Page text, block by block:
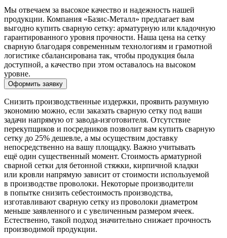
Мы отвечаем за высокое качество и надежность нашей
продукции. Компания «Базис-Металл» предлагает вам
выгодно купить сварную сетку: арматурную или кладочную
гарантированного уровня прочности. Наша цена на сетку
сварную благодаря современным технологиям и грамотной
логистике сбалансирована так, чтобы продукция была
доступной, а качество при этом оставалось на высоком
уровне.
Оформить заявку
Снизить производственные издержки, проявить разумную
экономию можно, если заказать сварную сетку под ваши
задачи напрямую от завода-изготовителя. Отсутствие
перекупщиков и посредников позволит вам купить сварную
сетку до 25% дешевле, а мы осуществим доставку
непосредственно на вашу площадку. Важно учитывать
ещё один существенный момент. Стоимость арматурной
сварной сетки для бетонной стяжки, кирпичной кладки
или кровли напрямую зависит от стоимости используемой
в производстве проволоки. Некоторые производители
в попытке снизить себестоимость производства,
изготавливают сварную сетку из проволоки диаметром
меньше заявленного и с увеличенным размером ячеек.
Естественно, такой подход значительно снижает прочность
производимой продукции.